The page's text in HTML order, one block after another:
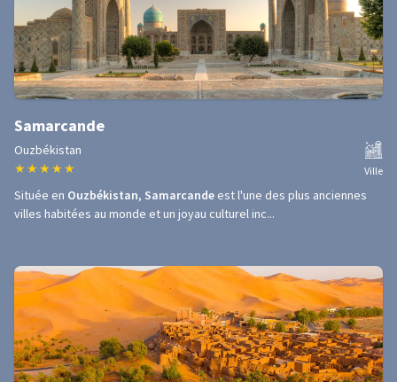
Samarcande
Ouzbékistan
★ ★ ★ ★ ★ Ville
Située en Ouzbékistan, Samarcande est l'une des plus anciennes
villes habitées au monde et un joyau culturel inc...